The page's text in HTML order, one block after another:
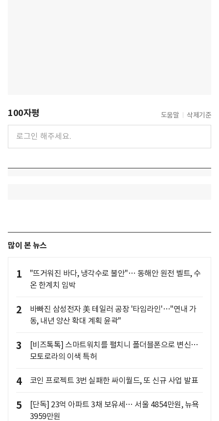
100자평 도움말 삭제기준
많이 본 뉴스
1
"뜨거워진 바다, 냉각수로 불안"… 동해안 원전 벨트, 수
온 한계치 임박
2
바빠진 삼성전자 美 테일러 공장 '타임라인'…"연내 가
동, 내년 양산 확대 계획 윤곽"
3
[비즈톡톡] 스마트워치를 펼치니 폴더블폰으로 변신…
모토로라의 이색 특허
4 코인 프로젝트 3번 실패한 싸이월드, 또 신규 사업 발표
5
[단독] 23억 아파트 3채 보유세… 서울 4854만원, 뉴욕
3959만원